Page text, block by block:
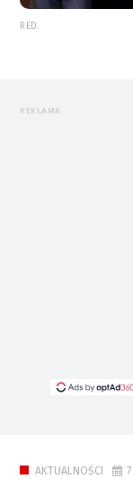
RED.
REKLAMA
AKTUALNOŚCI